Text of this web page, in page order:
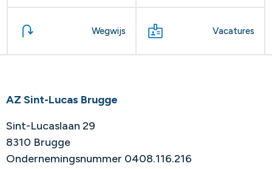
Wegwijs Vacatures
AZ Sint-Lucas Brugge
Sint-Lucaslaan 29
8310 Brugge
Ondernemingsnummer 0408.116.216